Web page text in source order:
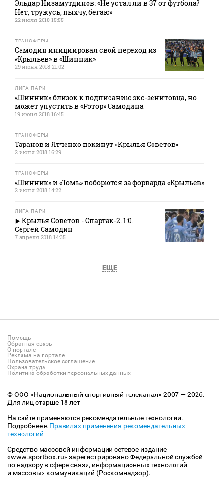
Эльдар Низамутдинов: «Не устал ли в 37 от футбола?
Нет, тружусь, пыхчу, бегаю»
22 июля 2018 15:55
ТРАНСФЕРЫ
Самодин инициировал свой переход из
«Крыльев» в «Шинник»
29 июня 2018 21:02
ЛИГА ПАРИ
«Шинник» близок к подписанию экс-зенитовца, но
может упустить в «Ротор» Самодина
19 июня 2018 16:45
ТРАНСФЕРЫ
Таранов и Ятченко покинут «Крылья Советов»
2 июня 2018 16:29
ТРАНСФЕРЫ
«Шинник» и «Томь» поборются за форварда «Крыльев»
2 июня 2018 14:22
ЛИГА ПАРИ
Крылья Советов - Спартак-2. 1:0.
Сергей Самодин
7 апреля 2018 14:35
ЕЩЕ
Помощь
Обратная связь
О портале
Реклама на портале
Пользовательское соглашение
Охрана труда
Политика обработки персональных данных
© ООО «Национальный спортивный телеканал» 2007 — 2026.
Для лиц старше 18 лет
На сайте применяются рекомендательные технологии.
Подробнее в Правилах применения рекомендательных
технологий
Средство массовой информации сетевое издание
«www.sportbox.ru» зарегистрировано Федеральной службой
по надзору в сфере связи, информационных технологий
и массовых коммуникаций (Роскомнадзор).